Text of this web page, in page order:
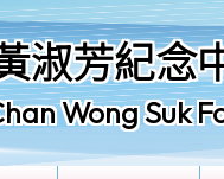
淑芳紀念
Wong Suk